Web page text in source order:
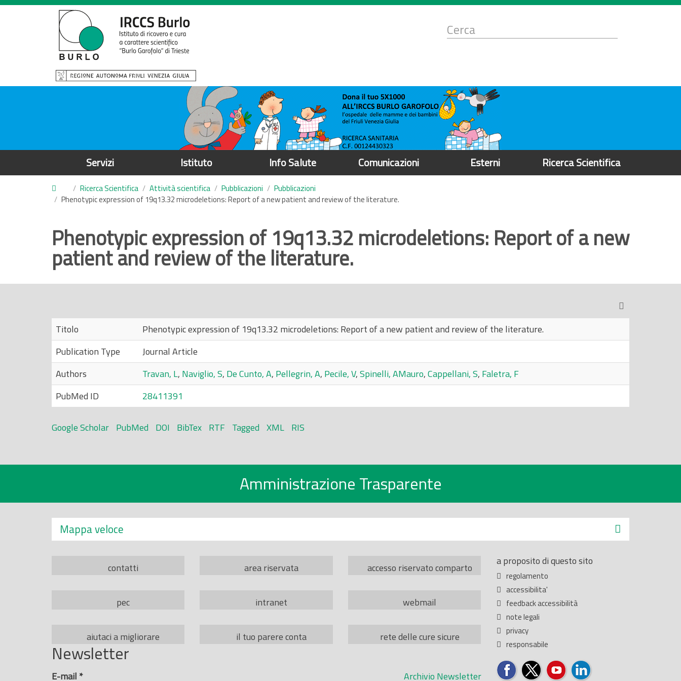
S
l
c
Form
di
Servizi Istituto Info Salute Comunicazioni Esterni Ricerca Scientifica
Ricerca Scientifica Attività scientifica Pubblicazioni
Pubblicazioni
Phenotypic expression of 19q13.32 microdeletions: Report of a new patient and review of the literature.
Phenotypic expression of 19q13.32 microdeletions: Report of a new
patient and review of the literature.
Titolo
Phenotypic expression of 19q13.32 microdeletions: Report of a new patient and review of the literature.
Publication Type
Journal Article
Authors
Travan, L, Naviglio, S, De Cunto, A, Pellegrin, A, Pecile, V,Spinelli, AMauro,Cappellani, S, Faletra, F
PubMed ID
28411391
Google Scholar PubMed DOI BibTex RTF Tagged XML RIS
Amministrazione Trasparente
Mappa veloce
contatti area riservata accesso riservato comparto
pec intranet webmail
aiutaci a migliorare il tuo parere conta rete delle cure sicure
a proposito di questo sito
regolamento
accessibilita'
feedback accessibilità
note legali
privacy
responsabile
Newsletter
Archivio Newsletter
E-mail *